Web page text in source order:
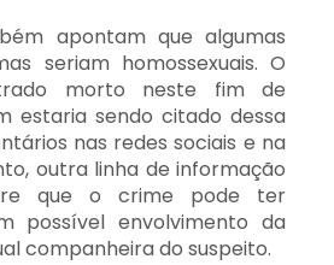
apontam que algumas
seriam homossexuais. O
morto neste fim de
estaria sendo citado dessa
nas redes sociais e na
outra linha de informação
que o crime pode ter
possível envolvimento da
companheira do suspeito.